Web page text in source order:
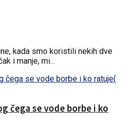
kada smo koristili nekih dve
i manje, mi...
čega se vode borbe i ko